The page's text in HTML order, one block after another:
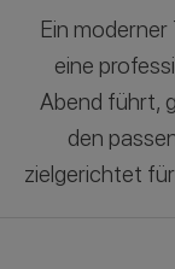
Ein
eine
Abend führt,
den
zielgerichtet